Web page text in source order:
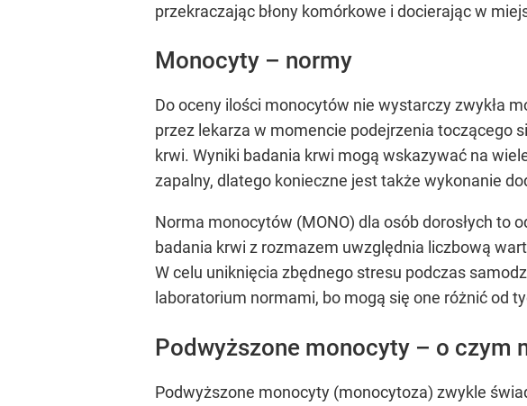
przekraczając błony komórkowe i docierając w
Monocyty – normy
Do oceny ilości monocytów nie wystarczy zwykła
przez lekarza w momencie podejrzenia toczącego
krwi. Wyniki badania krwi mogą wskazywać na
zapalny, dlatego konieczne jest także wykonanie
Norma monocytów (MONO) dla osób dorosłych to
badania krwi z rozmazem uwzględnia liczbową
W celu uniknięcia zbędnego stresu podczas
laboratorium normami, bo mogą się one różnić od
Podwyższone monocyty – o czym
Podwyższone monocyty (monocytoza) zwykle